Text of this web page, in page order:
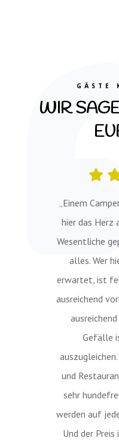
GÄSTE
WIR
„Einem
hier das Herz
Wesentliche
alles. Wer
erwartet, ist
ausreichend
Gefälle
und
sehr
werden auf
Und der